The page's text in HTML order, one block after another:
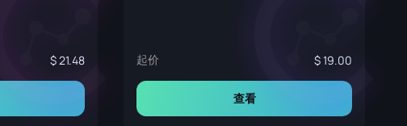
21.48 起价 19.00
查看